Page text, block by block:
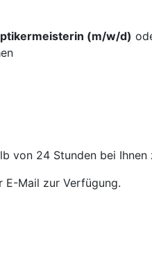
(m/w/d)
von 24 Stunden bei Ihnen
E-Mail zur Verfügung.